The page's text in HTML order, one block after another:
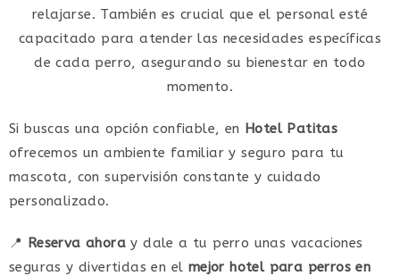
relajarse. También es crucial que el personal esté
capacitado para atender las necesidades específicas
de cada perro, asegurando su bienestar en todo
momento.
Si buscas una opción confiable, en Hotel Patitas
ofrecemos un ambiente familiar y seguro para tu
mascota, con supervisión constante y cuidado
personalizado.
📍 Reserva ahora y dale a tu perro unas vacaciones
seguras y divertidas en el mejor hotel para perros en